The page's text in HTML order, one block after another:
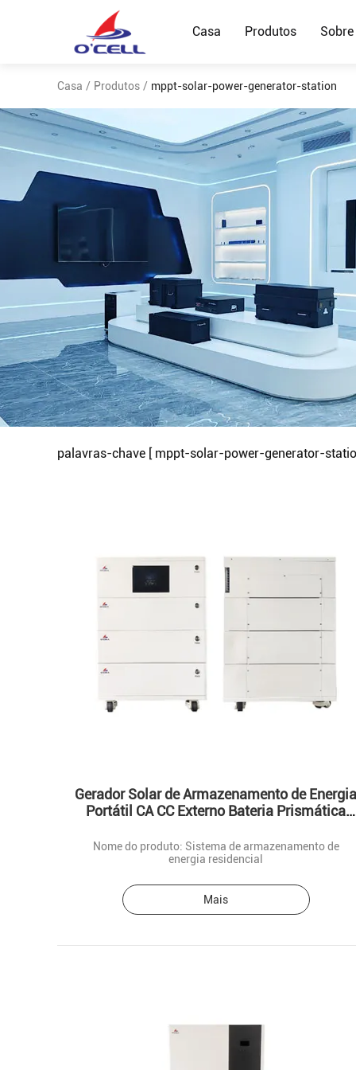
Casa Produtos
Casa / Produtos / mppt-solar-power-generator-station
palavras-chave [ mppt-solar-power-generator-
Gerador Solar de Armazenamento de Energia
Portátil CA CC Externo Bateria Prismática
Nome do produto: Sistema de armazenamento de
energia residencial
Mais